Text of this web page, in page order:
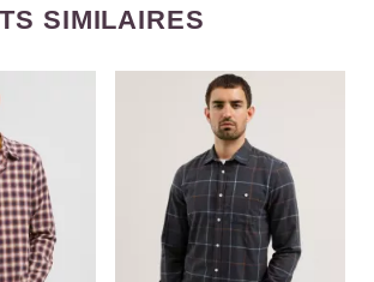
SIMILAIRES